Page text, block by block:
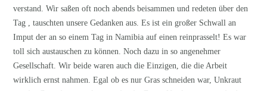
verstand. Wir saßen oft noch abends beisammen und redeten über den
Tag , tauschten unsere Gedanken aus. Es ist ein großer Schwall an
Imput der an so einem Tag in Namibia auf einen reinprasselt! Es war
toll sich austauschen zu können. Noch dazu in so angenehmer
Gesellschaft. Wir beide waren auch die Einzigen, die die Arbeit
wirklich ernst nahmen. Egal ob es nur Gras schneiden war, Unkraut